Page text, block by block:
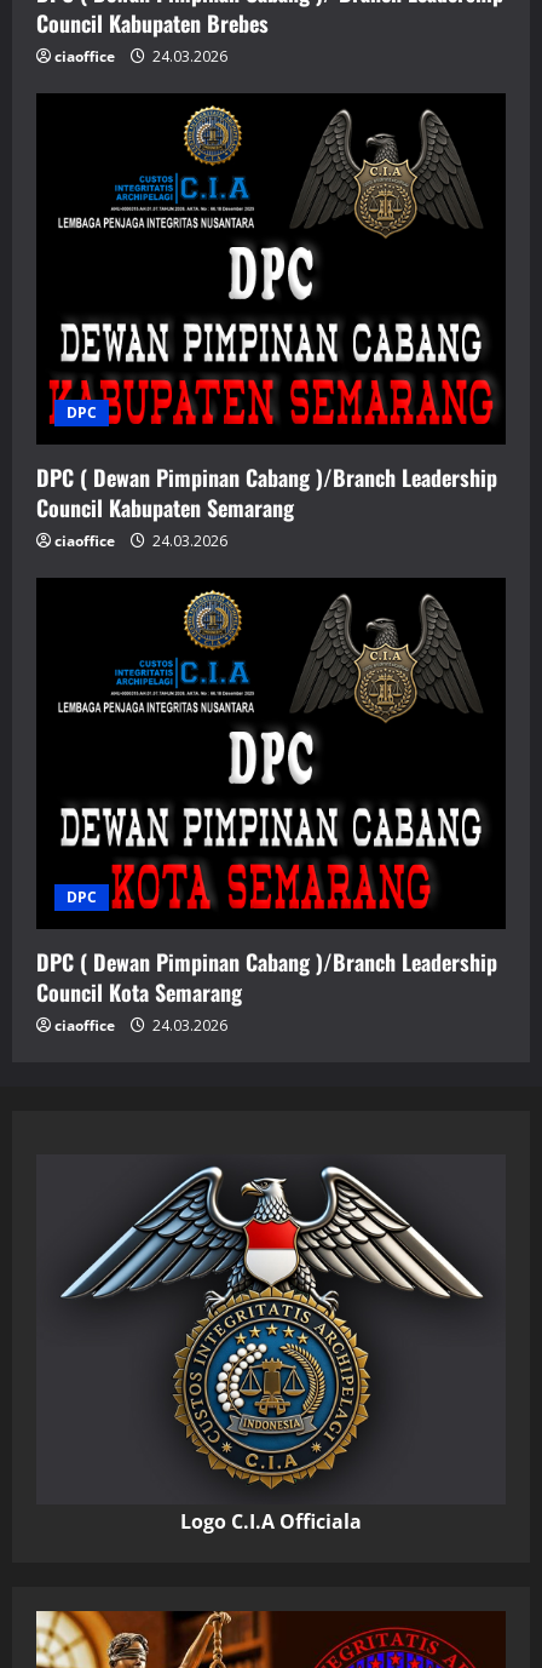
Council Kabupaten Brebes
ciaoffice 24.03.2026
DPC
DPC ( Dewan Pimpinan Cabang )/Branch Leadership
Council Kabupaten Semarang
ciaoffice 24.03.2026
DPC
DPC ( Dewan Pimpinan Cabang )/Branch Leadership
Council Kota Semarang
ciaoffice 24.03.2026
Logo C.I.A Officiala